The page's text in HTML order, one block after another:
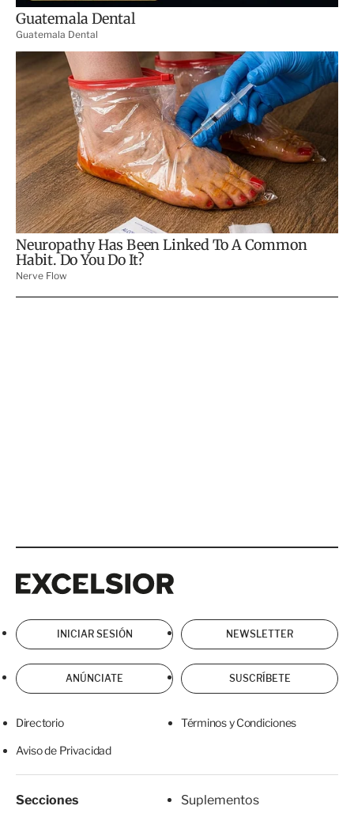
INICIAR SESIÓN NEWSLETTER
ANÚNCIATE SUSCRÍBETE
Directorio Términos y Condiciones
Aviso de Privacidad
Secciones
Suplementos